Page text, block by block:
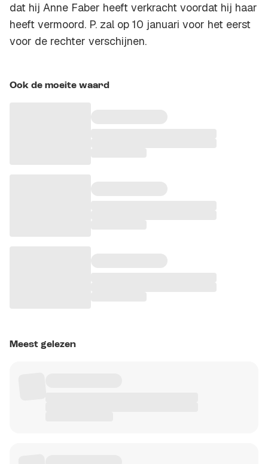
dat hij Anne Faber heeft verkracht voordat hij haar
heeft vermoord. P. zal op 10 januari voor het eerst
voor de rechter verschijnen.
Ook de moeite waard
Meest gelezen